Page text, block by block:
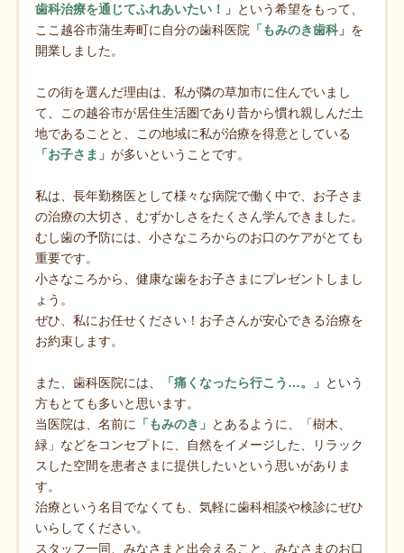
歯科治療を通じてふれあいたい！」 という希望をもって、
ここ越谷市蒲生寿町に自分の歯科医院 「もみのき歯科」 を
開業しました。
この街を選んだ理由は、私が隣の草加市に住んでいまし
て、この越谷市が居住生活圏であり昔から慣れ親しんだ土
地であることと、この地域に私が治療を得意としている
「お子さま」 が多いということです。
私は、長年勤務医として様々な病院で働く中で、お子さま
の治療の大切さ、むずかしさをたくさん学んできました。
むし歯の予防には、小さなころからのお口のケアがとても
重要です。
小さなころから、健康な歯をお子さまにプレゼントしまし
ょう。
ぜひ、私にお任せください！お子さんが安心できる治療を
お約束します。
また、歯科医院には、 「痛くなったら行こう…。」 という
方もとても多いと思います。
当医院は、名前に
「もみのき」 とあるように、「樹木、
緑」などをコンセプトに、自然をイメージした、リラック
スした空間を患者さまに提供したいという思いがありま
す。
治療という名目でなくても、気軽に歯科相談や検診にぜひ
いらしてください。
スタッフ一同、みなさまと出会えること、みなさまのお口